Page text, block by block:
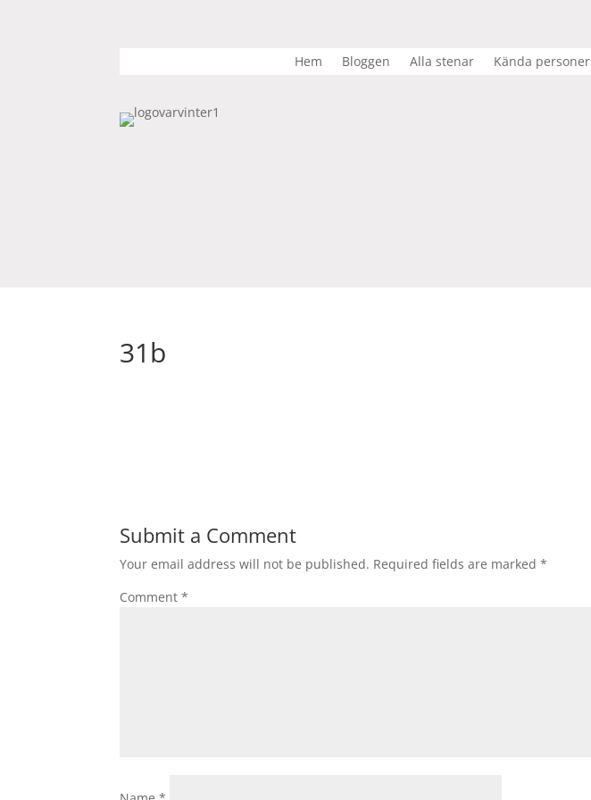
Hem Bloggen Alla stenar Kända personer
31b
Submit a Comment
Your email address will not be published. Required fields are marked*
Comment*